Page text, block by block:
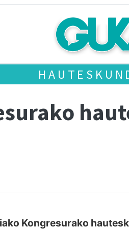
Kongresurako